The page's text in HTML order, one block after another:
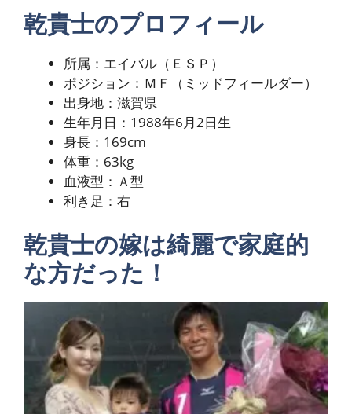
乾貴士のプロフィール
所属：エイバル（ＥＳＰ）
ポジション：ＭＦ（ミッドフィールダー）
出身地：滋賀県
生年月日：1988年6月2日生
身長：169cm
体重：63kg
血液型：Ａ型
利き足：右
乾貴士の嫁は綺麗で家庭的
な方だった！